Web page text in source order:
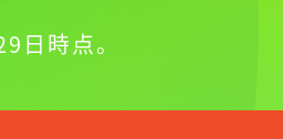
日時点。